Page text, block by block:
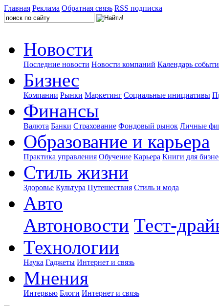
Главная Реклама Обратная связь RSS подписка
Новости
Последние новости Новости компаний Календарь
Бизнес
Компании Рынки Маркетинг Социальные инициативы
Финансы
Валюта Банки Страхование Фондовый рынок Личные
Образование и карьера
Практика управления Обучение Карьера Книги для
Стиль жизни
Здоровье Культура Путешествия Стиль и мода
Авто
Автоновости Тест-
Технологии
Наука Гаджеты Интернет и связь
Мнения
Интервью Блоги Интернет и связь